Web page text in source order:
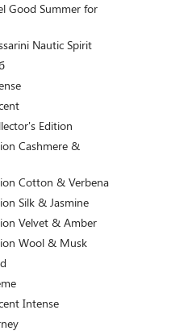
Good Summer for
Nautic Spirit
Edition
Cashmere &
Cotton & Verbena
Silk & Jasmine
Velvet & Amber
Wool & Musk
Intense